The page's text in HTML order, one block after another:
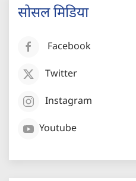
सोसल मिडिया
Facebook
Twitter
Instagram
Youtube